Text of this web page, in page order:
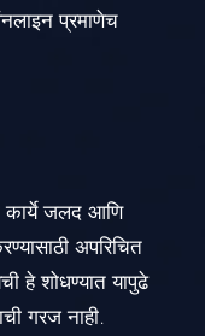
प्रमाणेच
कार्ये जलद आणि
अपरिचित
हे शोधण्यात यापुढे
गरज नाही.